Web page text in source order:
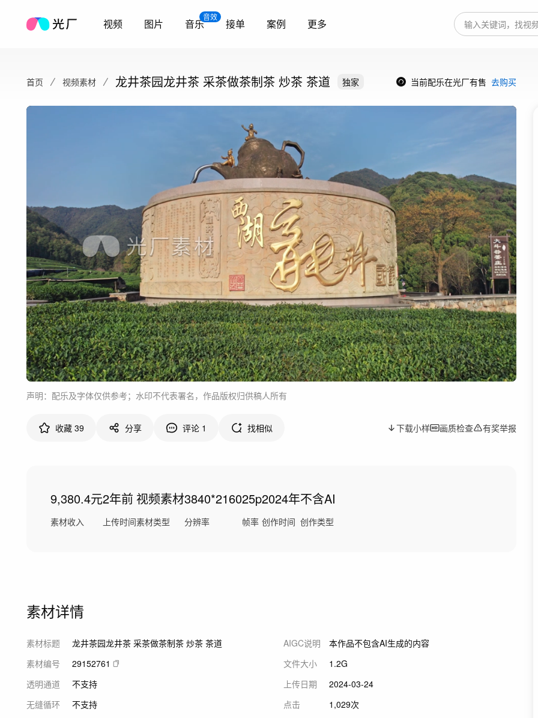
视频 图片
音效
音乐 接单 案例 更多
首页 视频素材 龙井茶园龙井茶 采茶做茶制茶 炒茶 茶道 独家 当前配乐在光厂有售 去购买
声明：配乐及字体仅供参考；水印不代表署名，作品版权归供稿人所有
收藏 39 分享 评论 1 找相似 下载小样 画质检查 有奖举报
9,380.4元
素材收入
2年前
上传时间
视频素材
素材类型
3840*2160
分辨率
25p
帧率
2024年
创作时间
不含AI
创作类型
素材详情
素材标题
龙井茶园龙井茶 采茶做茶制茶 炒茶 茶道
素材编号
29152761
透明通道
不支持
无缝循环
不支持
AIGC说明
本作品不包含AI生成的内容
文件大小
1.2G
上传日期
2024-03-24
点击
1,029次